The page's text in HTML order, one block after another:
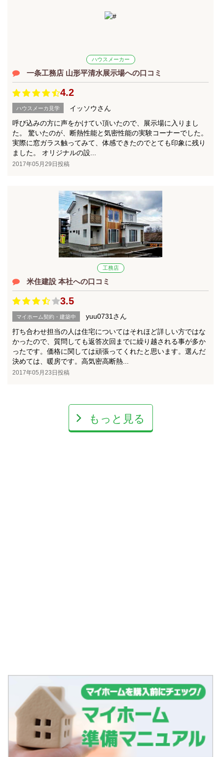
ハウスメーカー
一条工務店 山形平清水展示場への口コミ
4.2
ハウスメーカ見学
イッソウさん
呼び込みの方に声をかけてい頂いたので、展示場に入りまし
た。 驚いたのが、断熱性能と気密性能の実験コーナーでした。
実際に窓ガラス触ってみて、体感できたのでとても印象に残り
ました。 オリジナルの設...
2017年05月29日投稿
工務店
米住建設 本社への口コミ
3.5
マイホーム契約・建築中
yuu0731さん
打ち合わせ担当の人は住宅についてはそれほど詳しい方ではな
かったので、質問しても返答次回までに繰り越される事が多か
ったです。価格に関しては頑張ってくれたと思います。選んだ
決めては、暖房です。高気密高断熱...
2017年05月23日投稿
もっと見る